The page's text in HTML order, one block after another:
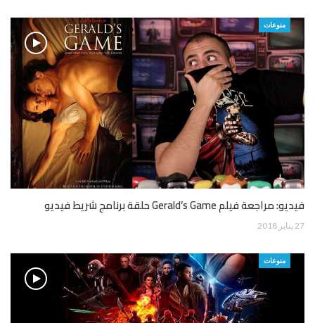
منوعات
فيديو: مراجعة فيلم Gerald’s Game حلقة برنامج شريط فيديو
27 يناير 2018
منوعات